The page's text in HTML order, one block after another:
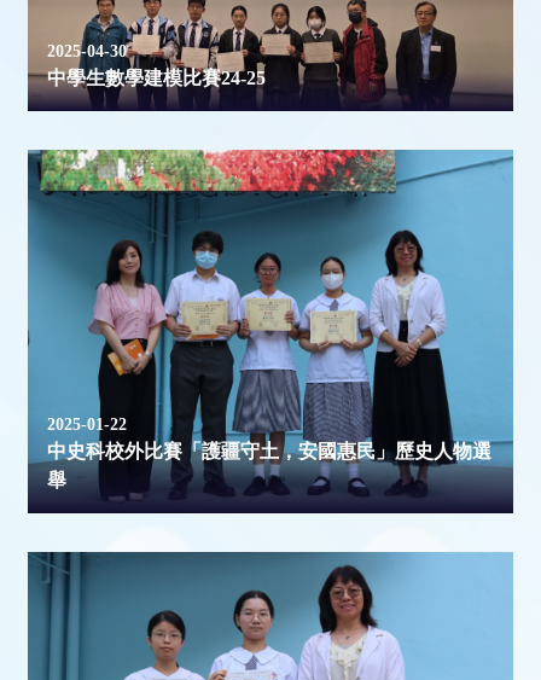
2025-04-30
中學生數學建模比賽24-25
2025-01-22
中史科校外比賽「護疆守土，安國惠民」歷史人物選
舉